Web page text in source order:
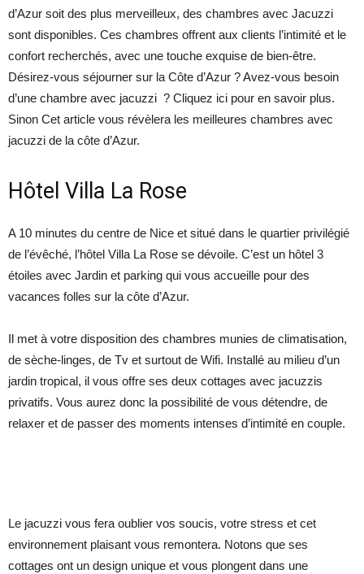
d’Azur soit des plus merveilleux, des chambres avec Jacuzzi
sont disponibles. Ces chambres offrent aux clients l’intimité et le
confort recherchés, avec une touche exquise de bien-être.
Désirez-vous séjourner sur la Côte d’Azur ? Avez-vous besoin
d’une chambre avec jacuzzi ? Cliquez ici pour en savoir plus.
Sinon Cet article vous révèlera les meilleures chambres avec
jacuzzi de la côte d’Azur.
Hôtel Villa La Rose
A 10 minutes du centre de Nice et situé dans le quartier privilégié
de l’évêché, l’hôtel Villa La Rose se dévoile. C’est un hôtel 3
étoiles avec Jardin et parking qui vous accueille pour des
vacances folles sur la côte d’Azur.
Il met à votre disposition des chambres munies de climatisation,
de sèche-linges, de Tv et surtout de Wifi. Installé au milieu d’un
jardin tropical, il vous offre ses deux cottages avec jacuzzis
privatifs. Vous aurez donc la possibilité de vous détendre, de
relaxer et de passer des moments intenses d’intimité en couple.
Le jacuzzi vous fera oublier vos soucis, votre stress et cet
environnement plaisant vous remontera. Notons que ses
cottages ont un design unique et vous plongent dans une